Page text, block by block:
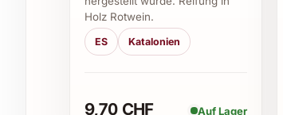
Was macht den Fabio Coullet
Die seltene Rebsorte Romé-
Holz Rotwein.
ES Katalonien
9,70 CHF Auf Lager